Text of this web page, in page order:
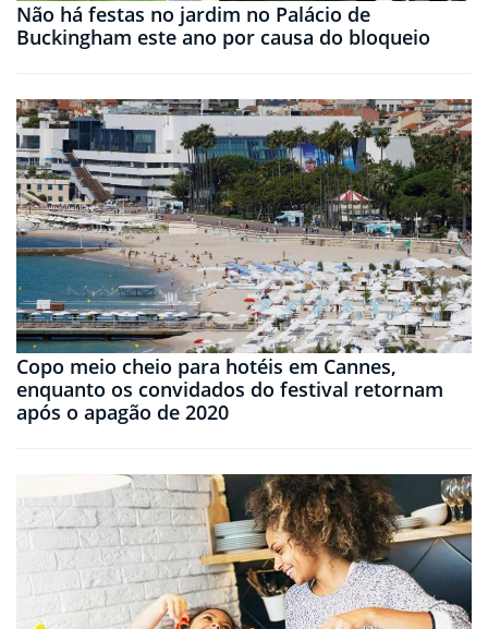
Não há festas no jardim no Palácio de
Buckingham este ano por causa do bloqueio
Copo meio cheio para hotéis em Cannes,
enquanto os convidados do festival retornam
após o apagão de 2020